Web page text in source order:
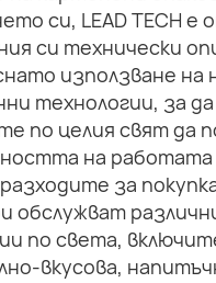
си, LEAD TECH е
си технически
използване на
технологии, за
по целия свят да
на работата
за
обслужват
по света,
вкусова,